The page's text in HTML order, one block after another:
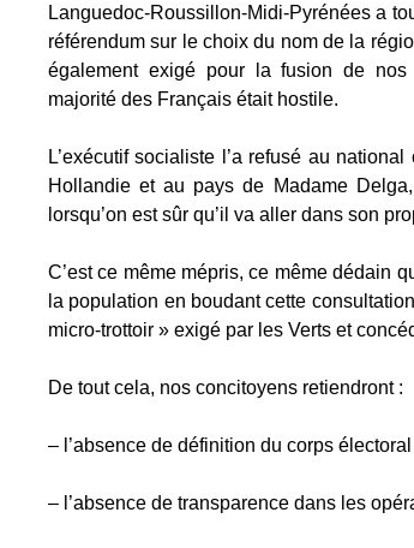
Languedoc-Roussillon-Midi-Pyrénées a
référendum sur le choix du nom de la
également exigé pour la fusion de
majorité des Français était hostile.
L’exécutif socialiste l’a refusé au
Hollandie et au pays de Madame
lorsqu’on est sûr qu’il va aller dans son
C’est ce même mépris, ce même dédain
la population en boudant cette
micro-trottoir » exigé par les Verts et
De tout cela, nos concitoyens retiendront :
– l’absence de définition du corps électoral
– l’absence de transparence dans les